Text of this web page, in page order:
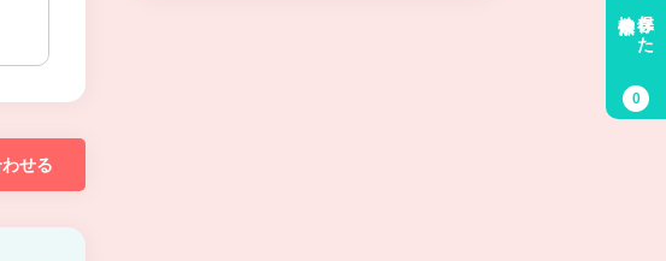
せる
保存した
0